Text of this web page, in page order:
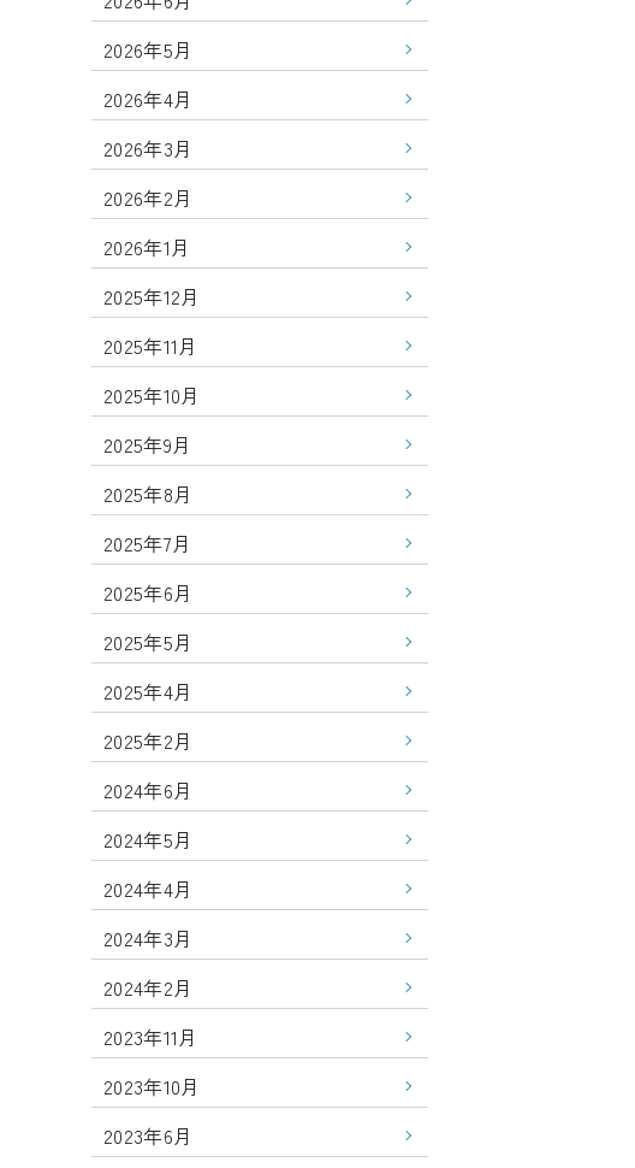
2026年5月
2026年4月
2026年3月
2026年2月
2026年1月
2025年12月
2025年11月
2025年10月
2025年9月
2025年8月
2025年7月
2025年6月
2025年5月
2025年4月
2025年2月
2024年6月
2024年5月
2024年4月
2024年3月
2024年2月
2023年11月
2023年10月
2023年6月